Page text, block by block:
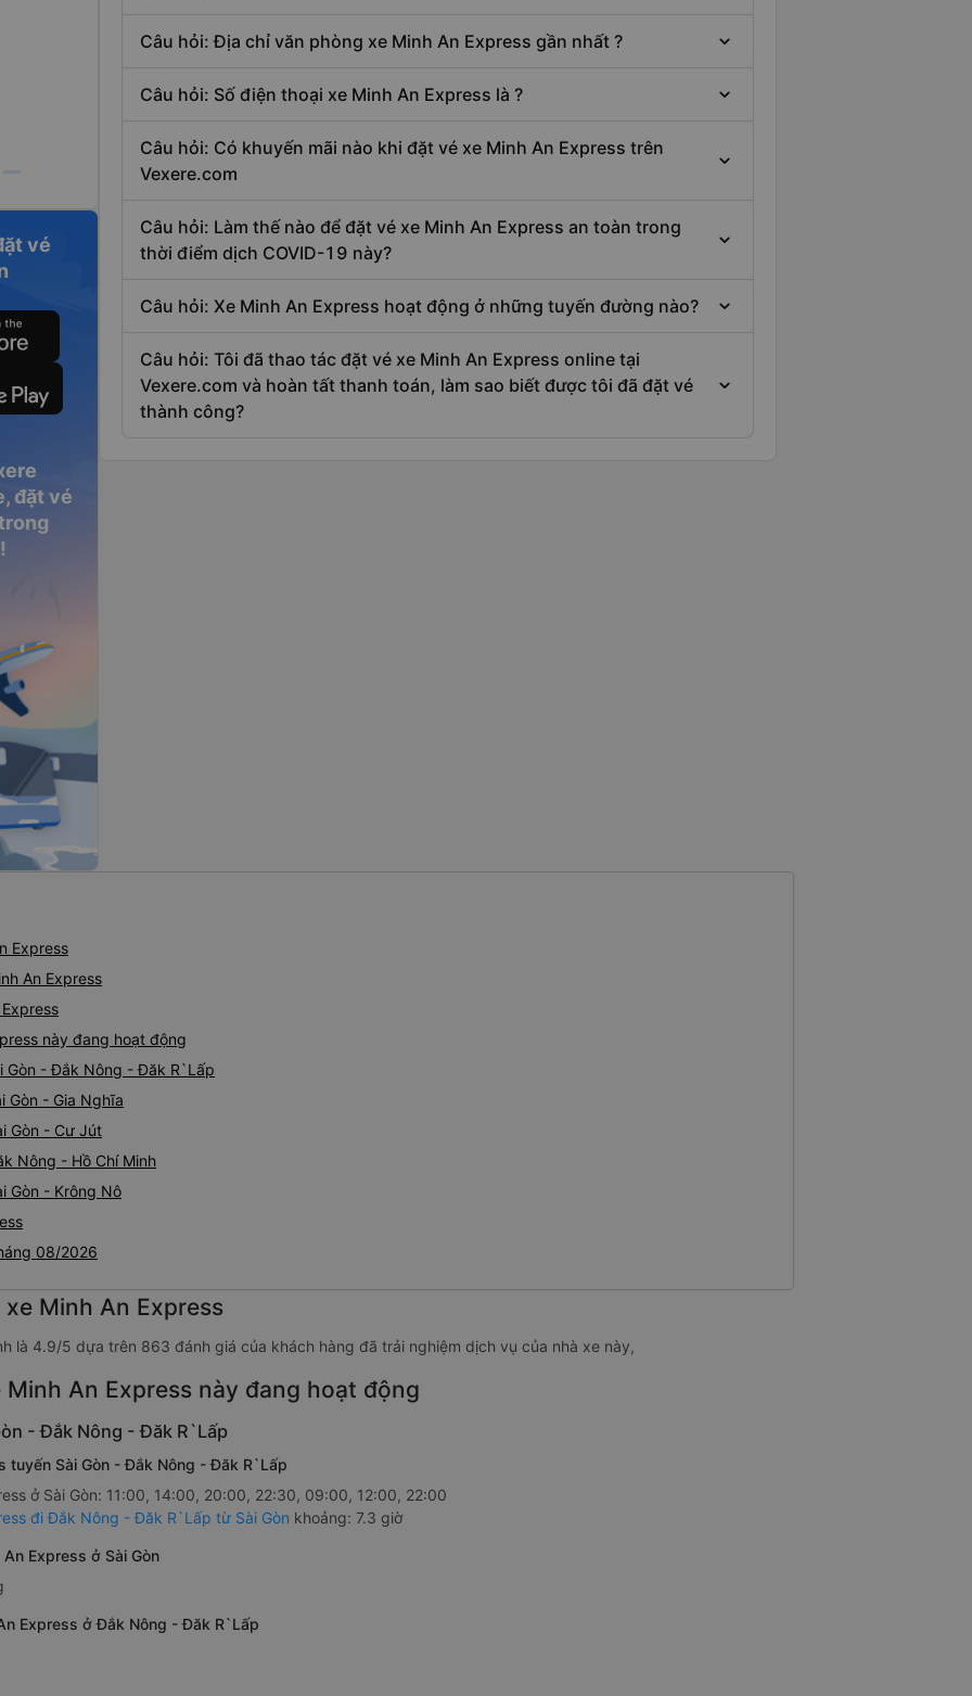
vé
đặt vé
trạng có
bến từ 30 –
hỗ trợ xuất
xe biển số
nơi tại
chỉ là giờ
nên chuẩn
Câu hỏi: Địa chỉ văn phòng xe Minh An Express gần nhất ?
Câu hỏi: Số điện thoại xe Minh An Express là ?
Câu hỏi: Có khuyến mãi nào khi đặt vé xe Minh An Express trên
Vexere.com
Câu hỏi: Làm thế nào để đặt vé xe Minh An Express an toàn trong
thời điểm dịch COVID-19 này?
Câu hỏi: Xe Minh An Express hoạt động ở những tuyến đường nào?
Câu hỏi: Tôi đã thao tác đặt vé xe Minh An Express online tại
Vexere.com và hoàn tất thanh toán, làm sao biết được tôi đã đặt vé
thành công?
Express
An Express
này đang hoạt động
Gòn - Đắk Nông - Đăk R`Lấp
Gòn - Gia Nghĩa
Gòn - Cư Jút
Nông - Hồ Chí Minh
Gòn - Krông Nô
08/2026
Minh An Express
là 4.9/5 dựa trên 863 đánh giá của khách hàng đã trải nghiệm dịch vụ của nhà xe này,
An Express này đang hoạt động
- Đắk Nông - Đăk R`Lấp
tuyến Sài Gòn - Đắk Nông - Đăk R`Lấp
ở Sài Gòn: 11:00, 14:00, 20:00, 22:30, 09:00, 12:00, 22:00
đi Đắk Nông - Đăk R`Lấp từ Sài Gòn khoảng: 7.3 giờ
Express ở Sài Gòn
Express ở Đắk Nông - Đăk R`Lấp